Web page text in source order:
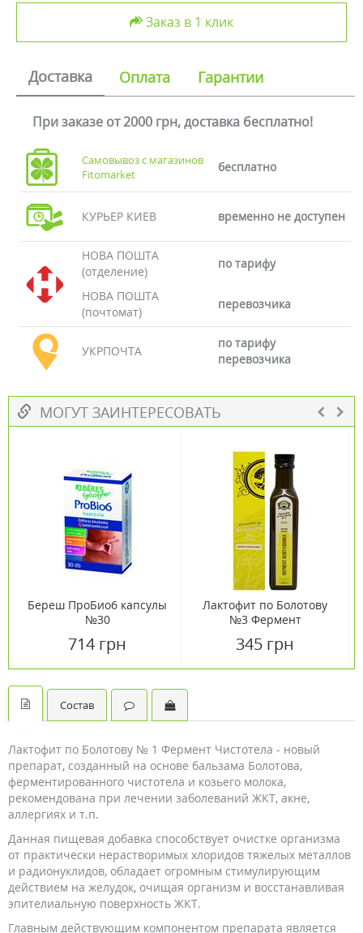
Заказ в 1 клик
Доставка Оплата Гарантии
При заказе от 2000 грн, доставка бесплатно!
Самовывоз с магазинов
Fitomarket
бесплатно
КУРЬЕР КИЕВ временно не доступен
НОВА ПОШТА
(отделение)
по тарифу
НОВА ПОШТА
(почтомат)
перевозчика
УКРПОЧТА
по тарифу
перевозчика
МОГУТ ЗАИНТЕРЕСОВАТЬ
Береш ПроБио6 капсулы
№30
714 грн
Лактофит по Болотову
№3 Фермент
345 грн
Состав
Лактофит по Болотову № 1 Фермент Чистотела - новый
препарат, созданный на основе бальзама Болотова,
ферментированного чистотела и козьего молока,
рекомендована при лечении заболеваний ЖКТ, акне,
аллергиях и т.п.
Данная пищевая добавка способствует очистке организма
от практически нерастворимых хлоридов тяжелых металлов
и радионуклидов, обладает огромным стимулирующим
действием на желудок, очищая организм и восстанавливая
эпителиальную поверхность ЖКТ.
Главным действующим компонентом препарата является